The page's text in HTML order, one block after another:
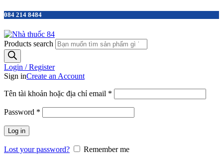
084 214 8484
Products search
Login / Register
Sign inCreate an Account
Tên tài khoản hoặc địa chỉ email *
Password *
Log in
Lost your password?
Remember me